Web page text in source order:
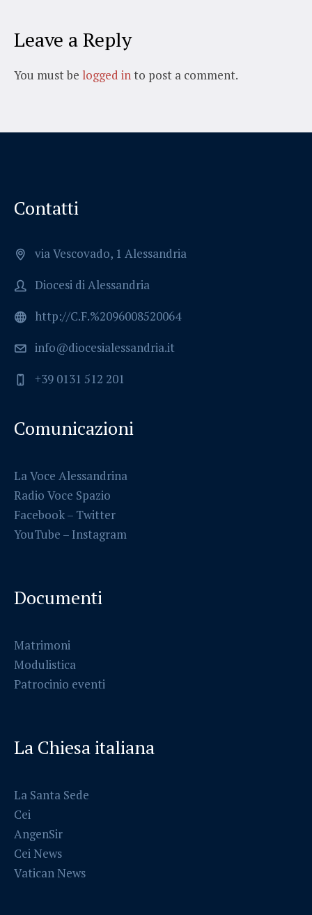
Leave a Reply
You must be logged into post a comment.
Contatti
via Vescovado, 1 Alessandria
Diocesi di Alessandria
http://C.F.%2096008520064
info@diocesialessandria.it
+39 0131 512 201
Comunicazioni
La Voce Alessandrina
Radio Voce Spazio
Facebook– Twitter
YouTube – Instagram
Documenti
Matrimoni
Modulistica
Patrocinio eventi
La Chiesa italiana
La Santa Sede
Cei
AngenSir
Cei News
Vatican News